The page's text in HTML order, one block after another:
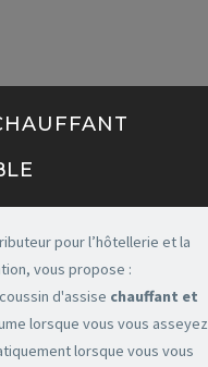
pour l’hôtellerie et la
vous propose :
d'assise chauffant et
lorsque vous vous asseyez
lorsque vous vous